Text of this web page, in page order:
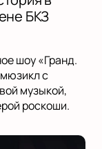
БКЗ
шоу «Гранд.
с
музыкой,
роскоши.